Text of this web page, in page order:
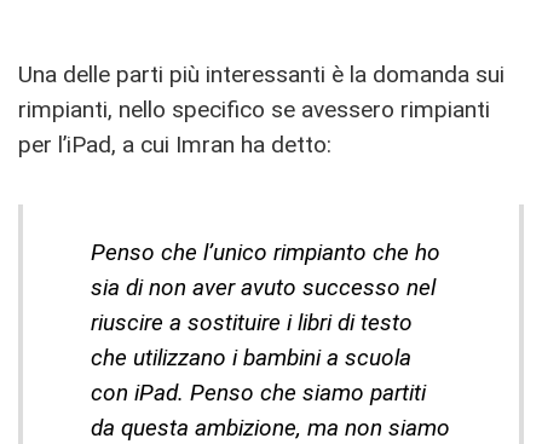
Una delle parti più interessanti è la domanda sui
rimpianti, nello specifico se avessero rimpianti
per l’iPad, a cui Imran ha detto:
Penso che l’unico rimpianto che ho
sia di non aver avuto successo nel
riuscire a sostituire i libri di testo
che utilizzano i bambini a scuola
con iPad. Penso che siamo partiti
da questa ambizione, ma non siamo